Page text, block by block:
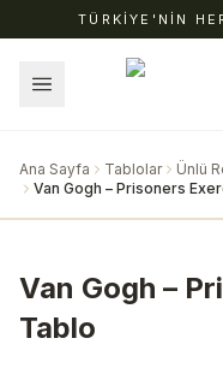
TÜRKİYE'NİN
Ana Sayfa Tablolar Ünlü
Van Gogh – Prisoners
Van Gogh –
Tablo